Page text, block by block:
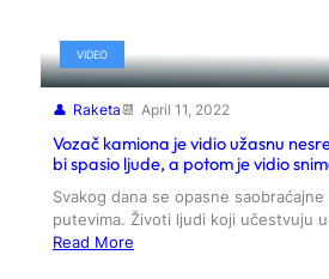
VIDEO
Raketa April 11, 2022
Vozač kamiona je vidio užasnu
bi spasio ljude, a potom je vidio
Svakog dana se opasne
putevima. Životi ljudi koji učestvuju
Read More